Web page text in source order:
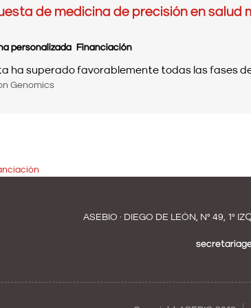
de medicina de precisión en salud
personalizada Financiación
ha superado favorablemente todas las fases
Genomics
ASEBIO · DIEGO DE LEÓN, Nº 49, 1º